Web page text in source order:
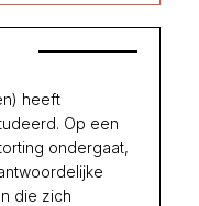
heeft
Op een
ondergaat,
die zich